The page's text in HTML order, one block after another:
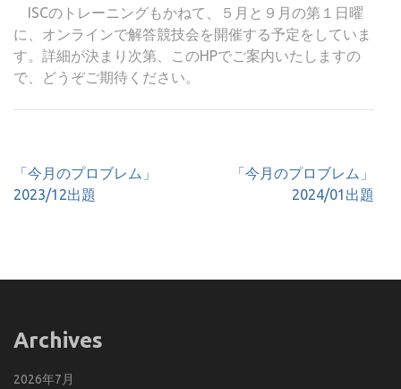
ISCのトレーニングもかねて、５月と９月の第１日曜
に、オンラインで解答競技会を開催する予定をしていま
す。詳細が決まり次第、このHPでご案内いたしますの
で、どうぞご期待ください。
投
稿
ー
ン
「今月のプロブレム」
2023/12出題
「今月のプロブレム」
2024/01出題
Archives
2026年7月